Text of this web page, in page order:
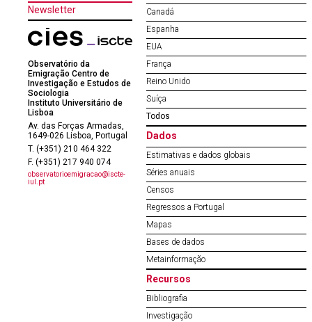
Newsletter
Observatório da
Emigração Centro de
Investigação e Estudos de
Sociologia
Instituto Universitário de
Lisboa
Av. das Forças Armadas,
1649-026 Lisboa, Portugal
T. (+351) 210 464 322
F. (+351) 217 940 074
observatorioemigracao@iscte-
iul.pt
Canadá
Espanha
EUA
França
Reino Unido
Suíça
Todos
Dados
Estimativas e dados globais
Séries anuais
Censos
Regressos a Portugal
Mapas
Bases de dados
Metainformação
Recursos
Bibliografia
Investigação